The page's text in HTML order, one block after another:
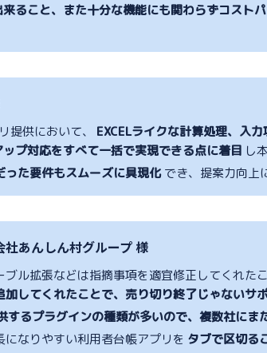
ること、また十分な機能にも関わらずコスト
供において、
EXCELライクな計算処理、入
プ対応をすべて一括で実現できる点に着目 し
った要件もスムーズに具現化 でき、提案力向上
社あんしん村グループ 様
ブル拡張などは指摘事項を適宜修正してくれたこ
加してくれたことで、売り切り終了じゃないサ
するプラグインの種類が多いので、複数社にま
になりやすい利用者台帳アプリを タブで区切る